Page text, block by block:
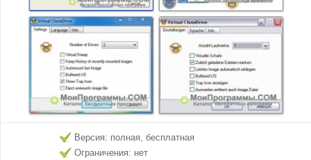
Версия: полная, бесплатная
Ограничения: нет